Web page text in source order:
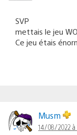
SVP
mettais le jeu
Ce jeu étais
Musm
14/08/2022 à